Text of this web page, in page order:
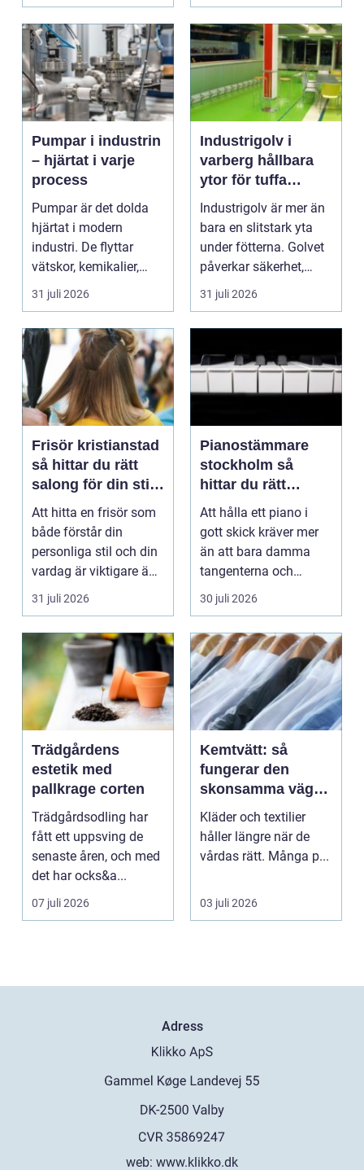
Pumpar i industrin
– hjärtat i varje
process
Pumpar är det dolda
hjärtat i modern
industri. De flyttar
vätskor, kemikalier,
oljor,...
31 juli 2026
Industrigolv i
varberg hållbara
ytor för tuffa
miljöer
Industrigolv är mer än
bara en slitstark yta
under fötterna. Golvet
påverkar säkerhet,
arbetsmiljö, ...
31 juli 2026
Frisör kristianstad
så hittar du rätt
salong för din stil
och vardag
Att hitta en frisör som
både förstår din
personliga stil och din
vardag är viktigare än
många tror. ...
31 juli 2026
Pianostämmare
stockholm så
hittar du rätt
expert för ditt
piano
Att hålla ett piano i
gott skick kräver mer
än att bara damma
tangenterna och
stänga locket försikti...
30 juli 2026
Trädgårdens
estetik med
pallkrage corten
Trädgårdsodling har
fått ett uppsving de
senaste åren, och med
det har ocks&a...
07 juli 2026
Kemtvätt: så
fungerar den
skonsamma vägen
till rena kläder
Kläder och textilier
håller längre när de
vårdas rätt. Många p...
03 juli 2026
Adress
web: www.klikko.dk